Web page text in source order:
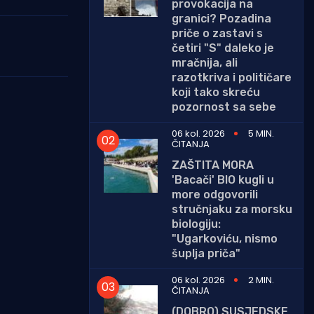
provokacija na
granici? Pozadina
priče o zastavi s
četiri "S" daleko je
mračnija, ali
razotkriva i političare
koji tako skreću
pozornost sa sebe
06 kol. 2026
5 MIN.
ČITANJA
ZAŠTITA MORA
'Bacači' BIO kugli u
more odgovorili
stručnjaku za morsku
biologiju:
"Ugarkoviću, nismo
šuplja priča"
06 kol. 2026
2 MIN.
ČITANJA
(DOBRO) SUSJEDSKE